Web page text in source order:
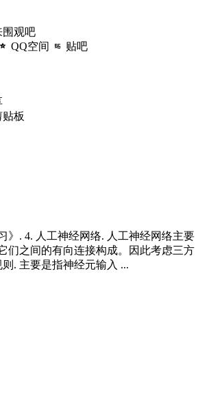
围观吧
QQ空间 贴吧
板
》. 4. 人工神经网络. 人工神经网络主要
们之间的有向连接构成。因此考虑三方
. 主要是指神经元输入 ...